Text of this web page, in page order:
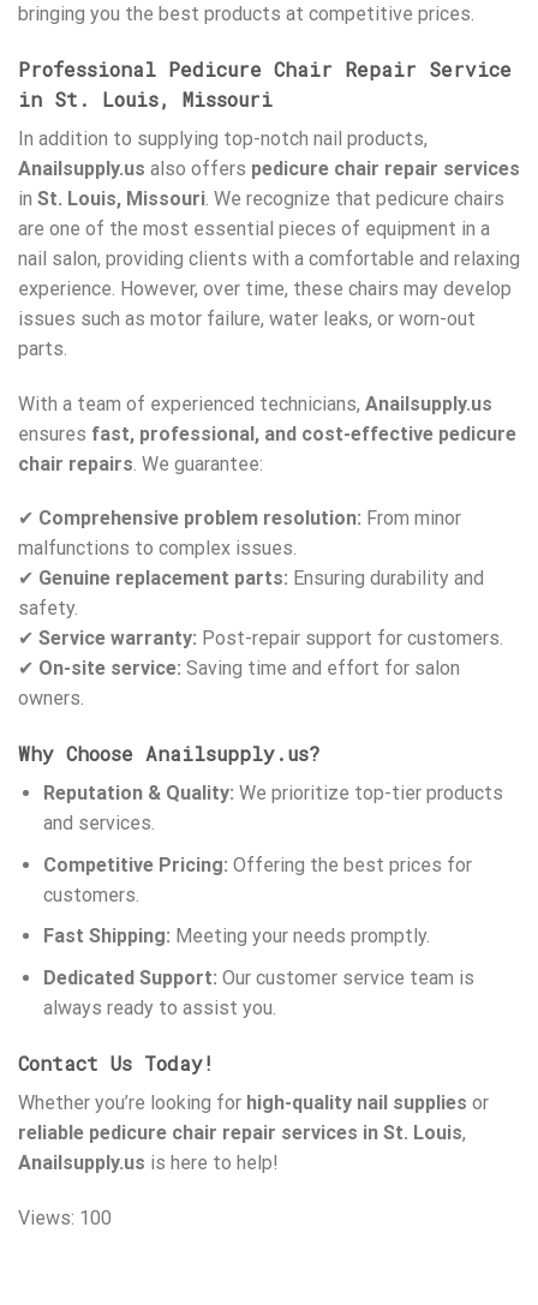
bringing you the best products at competitive prices.
Professional Pedicure Chair Repair Service
in St. Louis, Missouri
In addition to supplying top-notch nail products,
Anailsupply.us also offers pedicure chair repair services
in St. Louis, Missouri . We recognize that pedicure chairs
are one of the most essential pieces of equipment in a
nail salon, providing clients with a comfortable and relaxing
experience. However, over time, these chairs may develop
issues such as motor failure, water leaks, or worn-out
parts.
With a team of experienced technicians, Anailsupply.us
ensures fast, professional, and cost-effective pedicure
chair repairs . We guarantee:
✔ Comprehensive problem resolution: From minor
malfunctions to complex issues.
✔ Genuine replacement parts: Ensuring durability and
safety.
✔ Service warranty: Post-repair support for customers.
✔ On-site service: Saving time and effort for salon
owners.
Why Choose Anailsupply.us?
Reputation & Quality: We prioritize top-tier products
and services.
Competitive Pricing: Offering the best prices for
customers.
Fast Shipping: Meeting your needs promptly.
Dedicated Support: Our customer service team is
always ready to assist you.
Contact Us Today!
Whether you’re looking for high-quality nail supplies or
reliable pedicure chair repair services in St. Louis,
Anailsupply.us is here to help!
Views: 100